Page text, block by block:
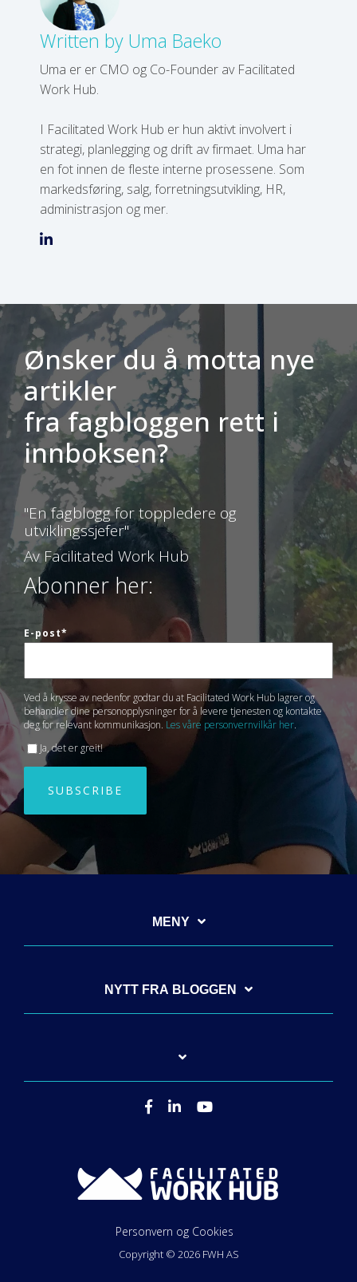
Written by Uma Baeko
Uma er er CMO og Co-Founder av Facilitated
Work Hub.
I Facilitated Work Hub er hun aktivt involvert i
strategi, planlegging og drift av firmaet. Uma har
en fot innen de fleste interne prosessene. Som
markedsføring, salg, forretningsutvikling, HR,
administrasjon og mer.
Ønsker du å motta nye
artikler
fra fagbloggen rett i
innboksen?
"En fagblogg for toppledere og
utviklingssjefer"
Av Facilitated Work Hub
Abonner her:
E-post*
Ved å krysse av nedenfor godtar du at Facilitated Work Hub lagrer og
behandler dine personopplysninger for å levere tjenesten og kontakte
deg for relevant kommunikasjon. Les våre personvernvilkår her.
Ja, det er greit!
MENY
NYTT FRA BLOGGEN
Personvern og Cookies
Copyright © 2026 FWH AS